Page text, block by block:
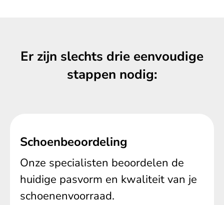
Er zijn slechts drie eenvoudige
stappen nodig:
Schoenbeoordeling
Onze specialisten beoordelen de
huidige pasvorm en kwaliteit van je
schoenenvoorraad.